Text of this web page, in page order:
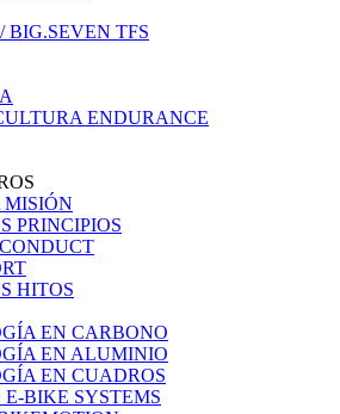
BIG.SEVEN TFS
ENDURANCE
MISIÓN
PRINCIPIOS
HITOS
EN CARBONO
EN ALUMINIO
EN CUADROS
BIKE SYSTEMS